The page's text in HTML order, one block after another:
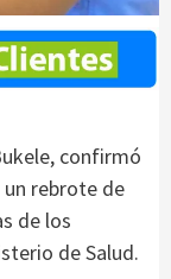
confirmó
rebrote de
de los
de Salud.